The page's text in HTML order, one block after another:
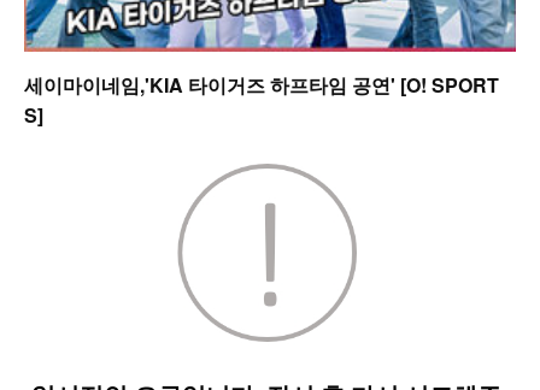
세이마이네임,'KIA 타이거즈 하프타임 공연' [O! SPORT
S]